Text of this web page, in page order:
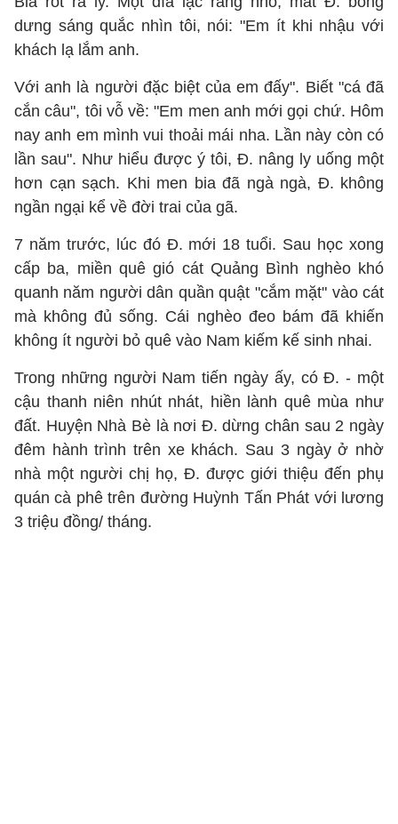
dưng sáng quắc nhìn tôi, nói: "Em ít khi nhậu với
khách lạ lắm anh.
Với anh là người đặc biệt của em đấy". Biết "cá đã
cắn câu", tôi vỗ về: "Em men anh mới gọi chứ. Hôm
nay anh em mình vui thoải mái nha. Lần này còn có
lần sau". Như hiểu được ý tôi, Đ. nâng ly uống một
hơn cạn sạch. Khi men bia đã ngà ngà, Đ. không
ngần ngại kể về đời trai của gã.
7 năm trước, lúc đó Đ. mới 18 tuổi. Sau học xong
cấp ba, miền quê gió cát Quảng Bình nghèo khó
quanh năm người dân quần quật "cắm mặt" vào cát
mà không đủ sống. Cái nghèo đeo bám đã khiến
không ít người bỏ quê vào Nam kiếm kế sinh nhai.
Trong những người Nam tiến ngày ấy, có Đ. - một
cậu thanh niên nhút nhát, hiền lành quê mùa như
đất. Huyện Nhà Bè là nơi Đ. dừng chân sau 2 ngày
đêm hành trình trên xe khách. Sau 3 ngày ở nhờ
nhà một người chị họ, Đ. được giới thiệu đến phụ
quán cà phê trên đường Huỳnh Tấn Phát với lương
3 triệu đồng/ tháng.